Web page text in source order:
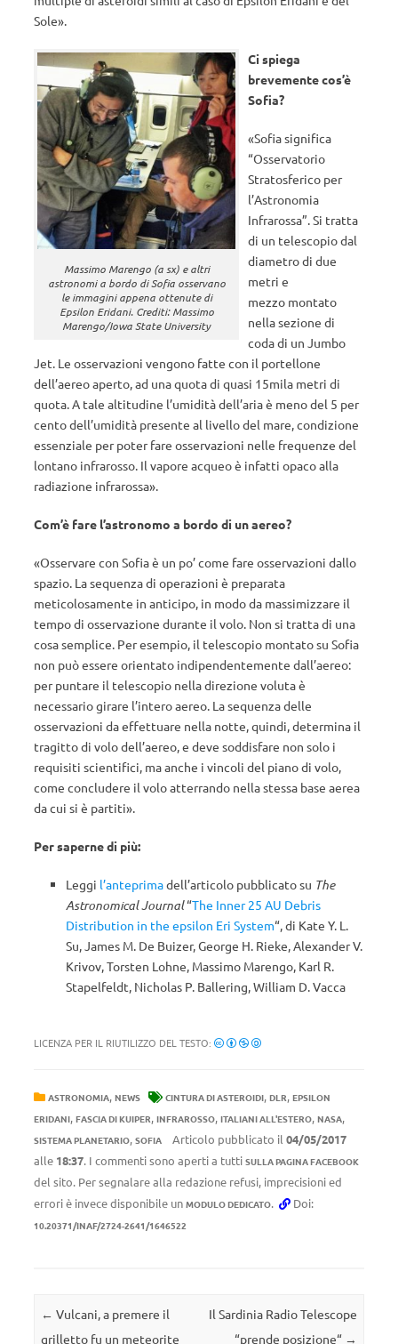
Sole».
Massimo Marengo (a sx) e altri
astronomi a bordo di Sofia osservano
le immagini appena ottenute di
Epsilon Eridani. Crediti: Massimo
Marengo/Iowa State University
Ci spiega
brevemente cos’è
Sofia?
«Sofia significa
“Osservatorio
Stratosferico per
l’Astronomia
Infrarossa”. Si tratta
di un telescopio dal
diametro di due
metri e
mezzo montato
nella sezione di
coda di un Jumbo
Jet. Le osservazioni vengono fatte con il portellone
dell’aereo aperto, ad una quota di quasi 15mila metri di
quota. A tale altitudine l’umidità dell’aria è meno del 5 per
cento dell’umidità presente al livello del mare, condizione
essenziale per poter fare osservazioni nelle frequenze del
lontano infrarosso. Il vapore acqueo è infatti opaco alla
radiazione infrarossa».
Com’è fare l’astronomo a bordo di un aereo?
«Osservare con Sofia è un po’ come fare osservazioni dallo
spazio. La sequenza di operazioni è preparata
meticolosamente in anticipo, in modo da massimizzare il
tempo di osservazione durante il volo. Non si tratta di una
cosa semplice. Per esempio, il telescopio montato su Sofia
non può essere orientato indipendentemente dall’aereo:
per puntare il telescopio nella direzione voluta è
necessario girare l’intero aereo. La sequenza delle
osservazioni da effettuare nella notte, quindi, determina il
tragitto di volo dell’aereo, e deve soddisfare non solo i
requisiti scientifici, ma anche i vincoli del piano di volo,
come concludere il volo atterrando nella stessa base aerea
da cui si è partiti».
Per saperne di più:
Leggi l’anteprimadell’articolo pubblicato su The
Astronomical Journal“The Inner 25 AU Debris
Distribution in the epsilon Eri System“, di Kate Y. L.
Su, James M. De Buizer, George H. Rieke, Alexander V.
Krivov, Torsten Lohne, Massimo Marengo, Karl R.
Stapelfeldt, Nicholas P. Ballering, William D. Vacca
LICENZA PER IL RIUTILIZZO DEL TESTO:
ASTRONOMIA, NEWS CINTURA DI ASTEROIDI, DLR, EPSILON
ERIDANI, FASCIA DI KUIPER, INFRAROSSO, ITALIANI ALL'ESTERO, NASA,
SISTEMA PLANETARIO, SOFIA Articolo pubblicato il 04/05/2017
alle 18:37. I commenti sono aperti a tutti SULLA PAGINA FACEBOOK
del sito. Per segnalare alla redazione refusi, imprecisioni ed
errori è invece disponibile un MODULO DEDICATO. Doi:
10.20371/INAF/2724-2641/1646522
Navigazione articolo
← Vulcani, a premere il
grilletto fu un meteorite
Il Sardinia Radio Telescope
“prende posizione“ →